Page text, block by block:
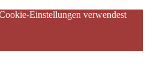
Einstellungen verwendest